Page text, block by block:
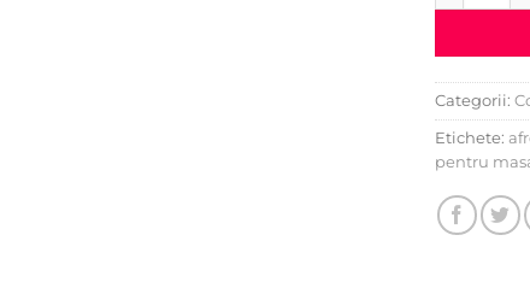
Categorii:
Etichete:
pentru